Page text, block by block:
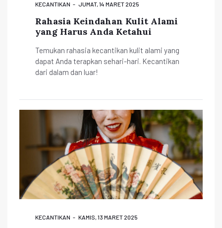
KECANTIKAN JUMAT, 14 MARET 2025
Rahasia Keindahan Kulit Alami
yang Harus Anda Ketahui
Temukan rahasia kecantikan kulit alami yang
dapat Anda terapkan sehari-hari. Kecantikan
dari dalam dan luar!
KECANTIKAN KAMIS, 13 MARET 2025